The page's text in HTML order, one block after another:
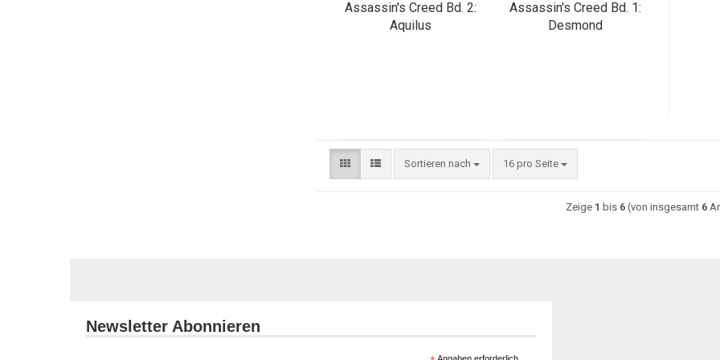
Assassin's Creed Bd. 2:
Aquilus
Assassin's Creed Bd. 1:
Desmond
Sortieren nach 16 pro Seite
Zeige 1 bis 6 (von insgesamt 6
Newsletter Abonnieren